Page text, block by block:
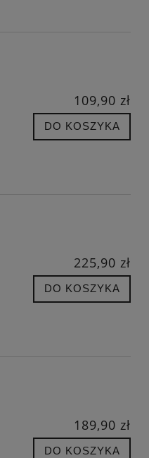
109,90 zł
DO KOSZYKA
225,90 zł
DO KOSZYKA
189,90 zł
DO KOSZYKA